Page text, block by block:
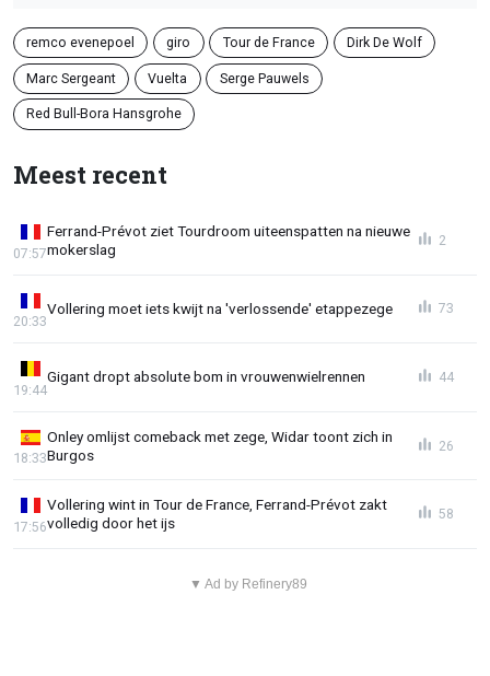
remco evenepoel giro Tour de France Dirk De Wolf
Marc Sergeant Vuelta Serge Pauwels
Red Bull-Bora Hansgrohe
Meest recent
Ferrand-Prévot ziet Tourdroom uiteenspatten na nieuwe
mokerslag
07:57
2
Vollering moet iets kwijt na 'verlossende' etappezege
20:33
73
Gigant dropt absolute bom in vrouwenwielrennen
19:44
44
Onley omlijst comeback met zege, Widar toont zich in
Burgos
18:33
26
Vollering wint in Tour de France, Ferrand-Prévot zakt
volledig door het ijs
17:56
58
▼ Ad by Refinery89